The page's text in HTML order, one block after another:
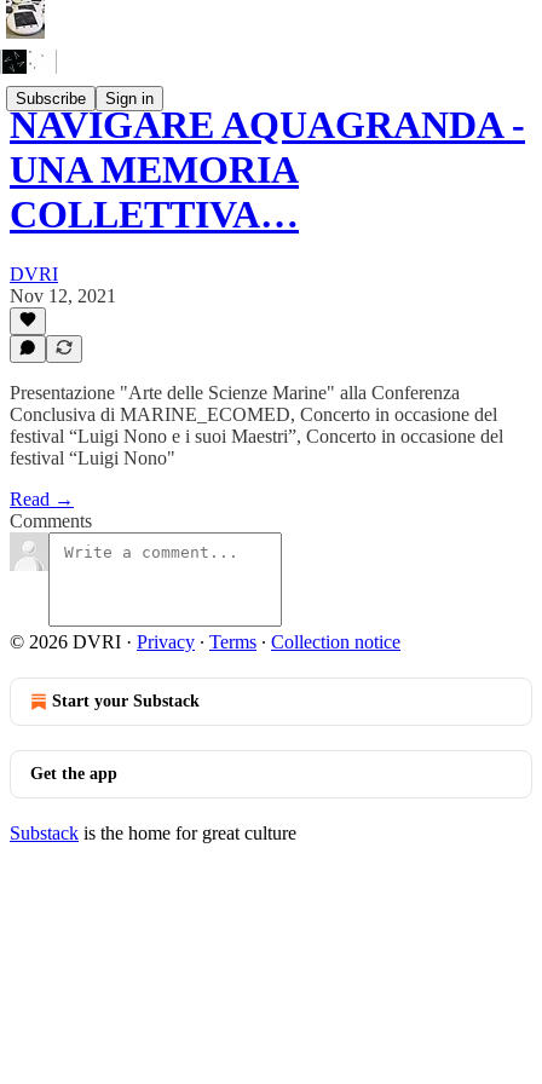
Subscribe Sign in
NAVIGARE AQUAGRANDA -
UNA MEMORIA
COLLETTIVA…
DVRI
Nov 12, 2021
Presentazione "Arte delle Scienze Marine" alla Conferenza
Conclusiva di MARINE_ECOMED, Concerto in occasione del
festival “Luigi Nono e i suoi Maestri”, Concerto in occasione del
festival “Luigi Nono"
Read →
Comments
© 2026 DVRI · Privacy ∙ Terms ∙ Collection notice
Start your Substack
Get the app
Substack is the home for great culture